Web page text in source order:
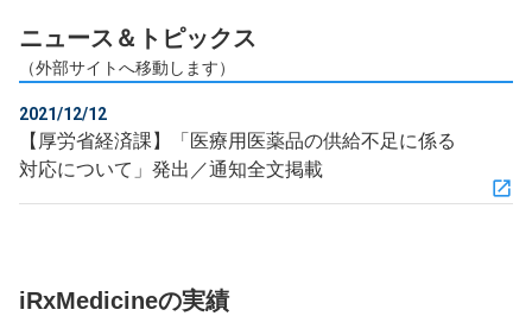
ニュース＆トピックス
（外部サイトへ移動します）
2021/12/12
【厚労省経済課】「医療用医薬品の供給不足に係る
対応について」発出／通知全文掲載
iRxMedicineの実績